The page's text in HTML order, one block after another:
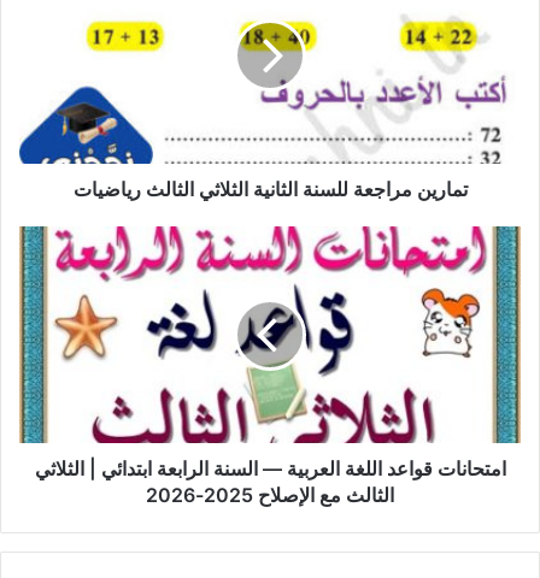
الثانية
الثالث
رياضيات
تمارين مراجعة للسنة الثانية الثلاثي الثالث رياضيات
امتحانات
قواعد
اللغة
العربية
—
السنة
الرابعة
ابتدائي
|
الثلاثي
امتحانات قواعد اللغة العربية — السنة الرابعة ابتدائي | الثلاثي
الثالث مع الإصلاح 2025-2026